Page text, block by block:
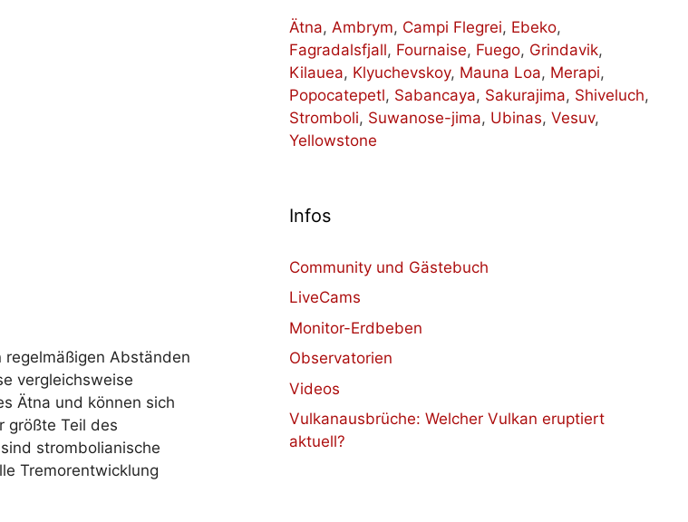
Abständen
vergleichsweise
Ätna und können sich
größte Teil des
strombolianische
Tremorentwicklung
Ätna, Ambrym, Campi Flegrei, Ebeko,
Fagradalsfjall, Fournaise, Fuego, Grindavik,
Kilauea, Klyuchevskoy, Mauna Loa, Merapi,
Popocatepetl, Sabancaya, Sakurajima, Shiveluch,
Stromboli, Suwanose-jima, Ubinas, Vesuv,
Yellowstone
Infos
Community und Gästebuch
LiveCams
Monitor-Erdbeben
Observatorien
Videos
Vulkanausbrüche: Welcher Vulkan eruptiert
aktuell?